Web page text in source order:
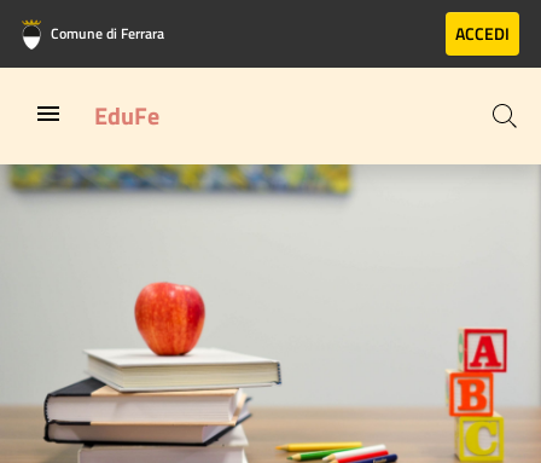
Vai al contenuto principale
Vai al footer
Comune di Ferrara ACCEDI
EduFe